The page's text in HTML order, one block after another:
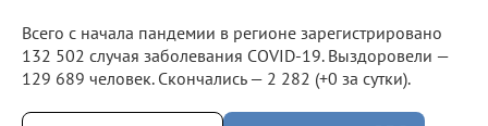
Всего с начала пандемии в регионе зарегистрировано
132 502 случая заболевания COVID-19. Выздоровели —
129 689 человек. Скончались — 2 282 (+0 за сутки).